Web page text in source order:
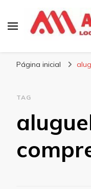
Página inicial
TAG